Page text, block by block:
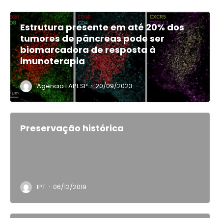
Estrutura presente em até 20% dos
tumores de pâncreas pode ser
biomarcadora de resposta à
imunoterapia
Agência FAPESP · 20/09/2023
Preservação histórica
IPT · 06/12/2019